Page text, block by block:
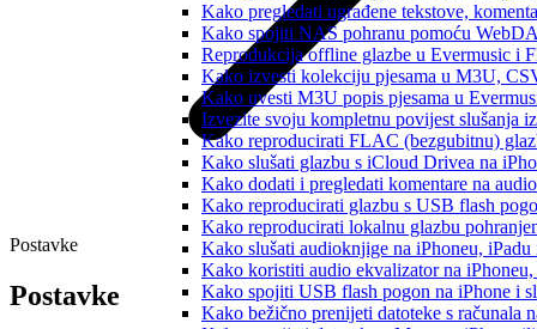
Kako pregledati ugrađene tekstove,
Kako spojiti NAS pohranu pomoću
Reprodukcija offline glazbe u Evermusic i
Kako izvesti kolekciju pjesama u M3U,
Kako uvesti M3U popis pjesama u
Izvezite svoju kompletnu povijest slušanja
Kako reproducirati FLAC (bezgubitnu)
Kako slušati glazbu s iCloud Drivea na
Kako dodati i pregledati komentare na
Kako reproducirati glazbu s USB flash
Kako reproducirati lokalnu glazbu
Kako slušati audioknjige na iPhoneu,
Kako koristiti audio ekvalizator na
Kako spojiti USB flash pogon na iPhone i
Kako bežično prenijeti datoteke s računala
Postavke
Postavke